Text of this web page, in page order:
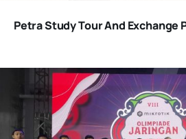
Petra Study Tour And Exchange